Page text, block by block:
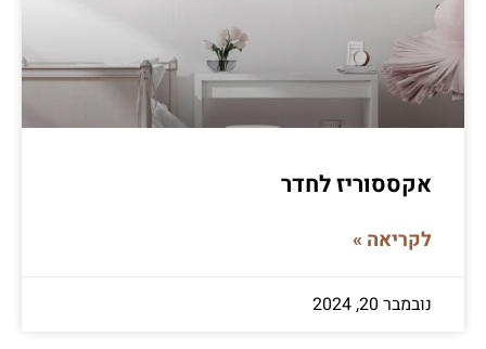
אקססוריז לחדר
לקריאה »
נובמבר 20, 2024